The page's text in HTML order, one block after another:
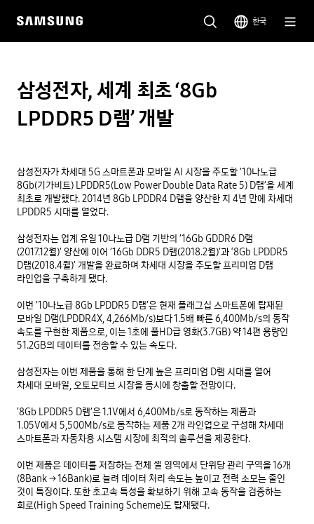
한국
삼성전자, 세계 최초 ‘8Gb
LPDDR5 D램’ 개발
삼성전자가 차세대 5G 스마트폰과 모바일 AI 시장을 주도할 ’10나노급
8Gb(기가비트) LPDDR5(Low Power Double Data Rate 5) D램’을 세계
최초로 개발했다. 2014년 8Gb LPDDR4 D램을 양산한 지 4년 만에 차세대
LPDDR5 시대를 열었다.
삼성전자는 업계 유일 10나노급 D램 기반의 ’16Gb GDDR6 D램
(2017.12월)’ 양산에 이어 ’16Gb DDR5 D램(2018.2월)’과 ‘8Gb LPDDR5
D램(2018.4월)’ 개발을 완료하며 차세대 시장을 주도할 프리미엄 D램
라인업을 구축하게 됐다.
이번 ’10나노급 8Gb LPDDR5 D램’은 현재 플래그십 스마트폰에 탑재된
모바일 D램(LPDDR4X, 4,266Mb/s)보다 1.5배 빠른 6,400Mb/s의 동작
속도를 구현한 제품으로, 이는 1초에 풀HD급 영화(3.7GB) 약 14편 용량인
51.2GB의 데이터를 전송할 수 있는 속도다.
삼성전자는 이번 제품을 통해 한 단계 높은 프리미엄 D램 시대를 열어
차세대 모바일, 오토모티브 시장을 동시에 창출할 전망이다.
‘8Gb LPDDR5 D램’은 1.1V에서 6,400Mb/s로 동작하는 제품과
1.05V에서 5,500Mb/s로 동작하는 제품 2개 라인업으로 구성해 차세대
스마트폰과 자동차용 시스템 시장에 최적의 솔루션을 제공한다.
이번 제품은 데이터를 저장하는 전체 셀 영역에서 단위당 관리 구역을 16개
(8Bank → 16Bank)로 늘려 데이터 처리 속도는 높이고 전력 소모는 줄인
것이 특징이다. 또한 초고속 특성을 확보하기 위해 고속 동작을 검증하는
회로(High Speed Training Scheme)도 탑재됐다.